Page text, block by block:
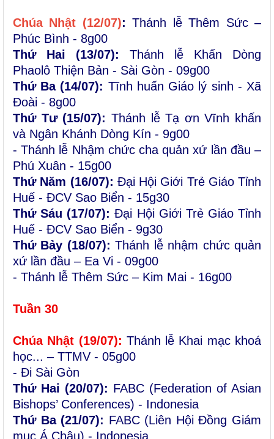
Chúa Nhật (12/07):Thánh lễ Thêm Sức –
Phúc Bình - 8g00
Thứ Hai (13/07): Thánh lễ Khấn Dòng
Phaolô Thiện Bản - Sài Gòn - 09g00
Thứ Ba (14/07): Tĩnh huấn Giáo lý sinh - Xã
Đoài - 8g00
Thứ Tư (15/07): Thánh lễ Tạ ơn Vĩnh khấn
và Ngân Khánh Dòng Kín - 9g00
- Thánh lễ Nhậm chức cha quản xứ lần đầu –
Phú Xuân - 15g00
Thứ Năm (16/07): Đại Hội Giới Trẻ Giáo Tỉnh
Huế - ĐCV Sao Biển - 15g30
Thứ Sáu (17/07): Đại Hội Giới Trẻ Giáo Tỉnh
Huế - ĐCV Sao Biển - 9g30
Thứ Bảy (18/07): Thánh lễ nhậm chức quản
xứ lần đầu – Ea Vi - 09g00
- Thánh lễ Thêm Sức – Kim Mai - 16g00
Tuần 30
Chúa Nhật (19/07): Thánh lễ Khai mạc khoá
học... – TTMV - 05g00
- Đi Sài Gòn
Thứ Hai (20/07): FABC (Federation of Asian
Bishops’ Conferences) - Indonesia
Thứ Ba (21/07): FABC (Liên Hội Đồng Giám
mục Á Châu) - Indonesia